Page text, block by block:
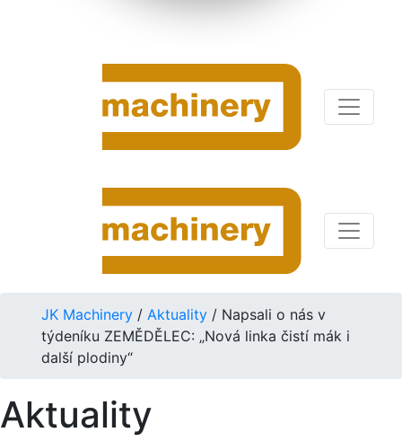
JK Machinery / Aktuality / Napsali o nás v
týdeníku ZEMĚDĚLEC: „Nová linka čistí mák i
další plodiny“
Aktuality